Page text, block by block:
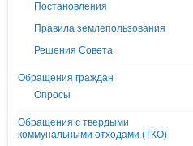
Постановления
Правила землепользования
Решения Совета
Обращения граждан
Опросы
Обращения с твердыми
коммунальными отходами (ТКО)